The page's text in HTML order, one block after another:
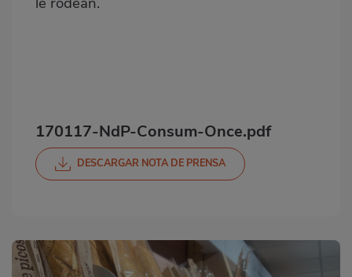
170117-NdP-Consum-Once.pdf
DESCARGAR NOTA DE PRENSA